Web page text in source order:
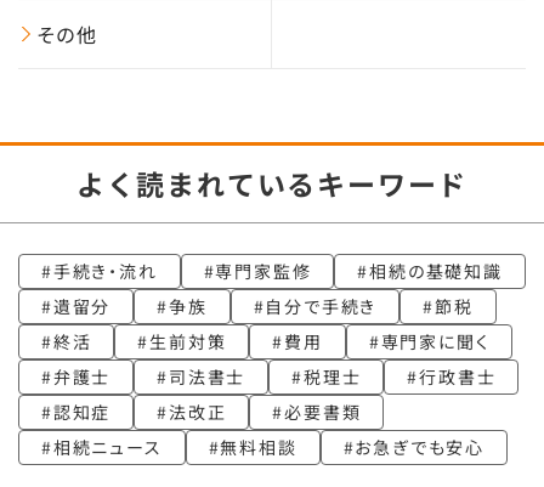
その他
よく読まれているキーワード
手続き・流れ 専門家監修
相続の基礎知識
遺留分
争族 自分で手続き
節税
終活
生前対策 費用
専門家に聞く
弁護士
司法書士 税理士
行政書士
認知症
法改正
必要書類
相続ニュース
無料相談 お急ぎでも安心